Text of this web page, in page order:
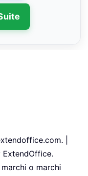
|
o marchi